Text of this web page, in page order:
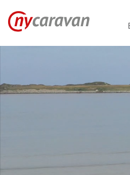
Nycaravan